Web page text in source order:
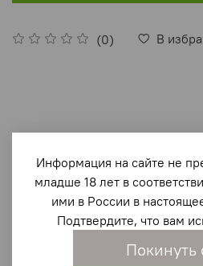
(0) В
Описание
Сборник русских народных
Русское население в Карелии
Информация на сайте не
младше 18 лет в
ими в России в
Подтвердите, что вам
Покинуть